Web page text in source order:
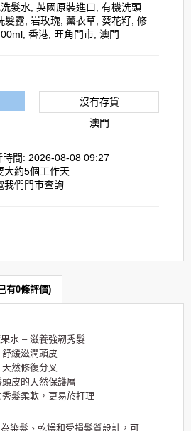
髮水 英國原裝進口 有機洗頭
髮露 岩玫瑰 薰衣草 葵花籽 修
香港 旺角門市 澳門
沒有存貨
澳門
間: 2026-08-08 09:27
大約5個工作天
我們門市查詢
有0條評價)
水 – 滋養強韌秀髮
緩滋潤頭皮
然修復分叉
皮的天然保護層
髮柔軟，更易於打理
染髮、乾燥和受損髮質設計，可